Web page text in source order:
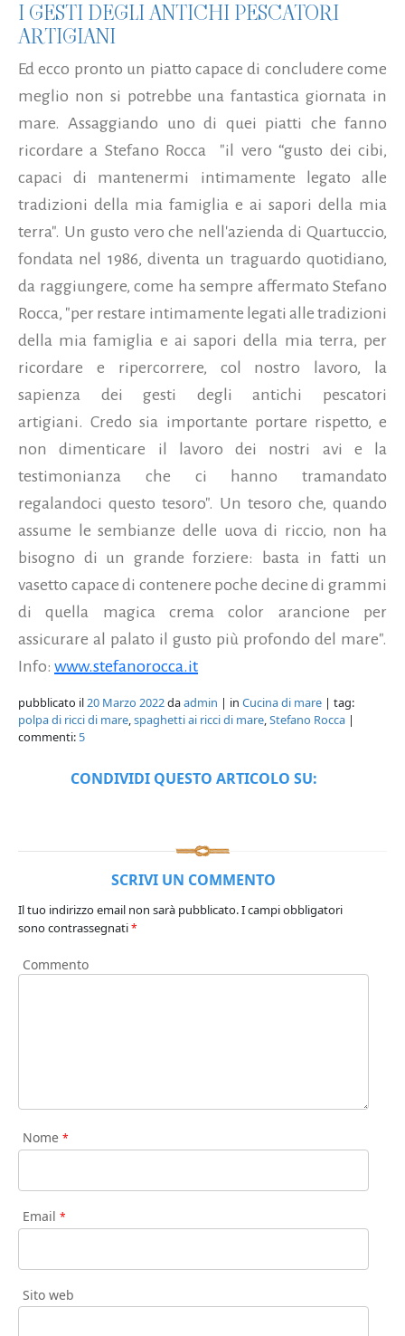
I GESTI DEGLI ANTICHI PESCATORI
ARTIGIANI
Ed ecco pronto un piatto capace di concludere come
meglio non si potrebbe una fantastica giornata in
mare. Assaggiando uno di quei piatti che fanno
ricordare a Stefano Rocca "il vero “gusto dei cibi,
capaci di mantenermi intimamente legato alle
tradizioni della mia famiglia e ai sapori della mia
terra". Un gusto vero che nell'azienda di Quartuccio,
fondata nel 1986, diventa un traguardo quotidiano,
da raggiungere, come ha sempre affermato Stefano
Rocca, "per restare intimamente legati alle tradizioni
della mia famiglia e ai sapori della mia terra, per
ricordare e ripercorrere, col nostro lavoro, la
sapienza dei gesti degli antichi pescatori
artigiani. Credo sia importante portare rispetto, e
non dimenticare il lavoro dei nostri avi e la
testimonianza che ci hanno tramandato
regalandoci questo tesoro". Un tesoro che, quando
assume le sembianze delle uova di riccio, non ha
bisogno di un grande forziere: basta in fatti un
vasetto capace di contenere poche decine di grammi
di quella magica crema color arancione per
assicurare al palato il gusto più profondo del mare".
Info: www.stefanorocca.it
pubblicato il20 Marzo 2022daadmin | in Cucina di mare | tag:
polpa di ricci di mare,spaghetti ai ricci di mare,Stefano Rocca |
commenti: 5
CONDIVIDI QUESTO ARTICOLO SU:
SCRIVI UN COMMENTO
Il tuo indirizzo email non sarà pubblicato.I campi obbligatori
sono contrassegnati*
Commento
Nome *
Email *
Sito web